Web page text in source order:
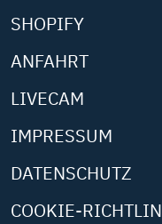
SHOPIFY
ANFAHRT
LIVECAM
IMPRESSUM
DATENSCHUTZ
COOKIE-